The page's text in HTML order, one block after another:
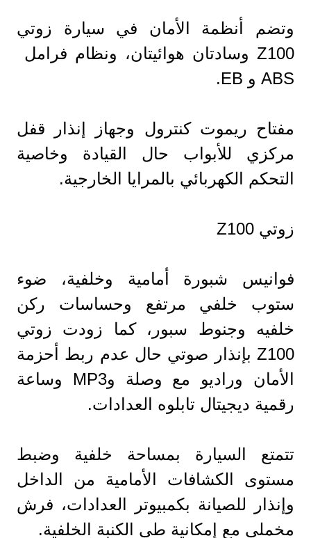
وتضم أنظمة الأمان في سيارة زوتي
Z100 وسادتان هوائيتان، ونظام فرامل
ABS و EB.
مفتاح ريموت کنترول وجهاز إنذار قفل
مرکزي للأبواب حال القيادة وخاصية
التحكم الكهربائي بالمرايا الخارجية.
زوتي Z100
فوانيس شبورة أمامية وخلفية، ضوء
ستوب خلفي مرتفع وحساسات رکن
خلفيه وجنوط سبور، كما زودت زوتي
Z100 بإنذار صوتي حال عدم ربط أحزمة
الأمان وراديو مع وصلة وMP3 وساعة
رقمية ديجيتال تابلوه العدادات.
تتمتع السيارة بمساحة خلفية وضبط
مستوى الكشافات الأمامية من الداخل
وإنذار للصيانة بكمبيوتر العدادات، فرش
مخملي مع إمکانية طي الكنبة الخلفية.